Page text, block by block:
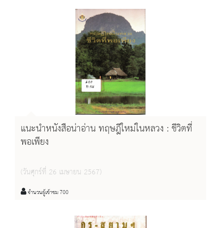
แนะนำหนังสือน่าอ่าน ทฤษฎีใหม่ในหลวง : ชีวิตที่
พอเพียง
(วันศุกร์ที่ 26 เมษายน 2567)
จำนวนผู้เข้าชม 700